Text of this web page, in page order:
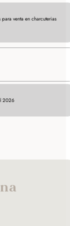
para venta en charcuterias
2026